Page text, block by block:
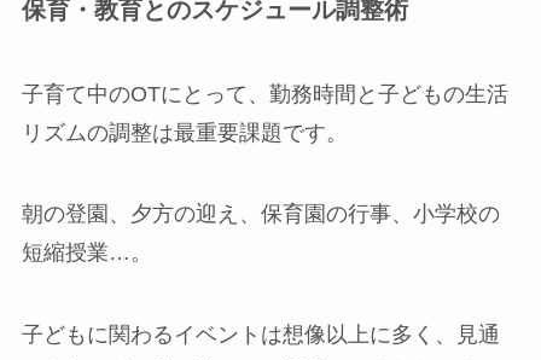
保育・教育とのスケジュール調整術
子育て中のOTにとって、勤務時間と子どもの生活
リズムの調整は最重要課題です。
朝の登園、夕方の迎え、保育園の行事、小学校の
短縮授業…。
子どもに関わるイベントは想像以上に多く、見通